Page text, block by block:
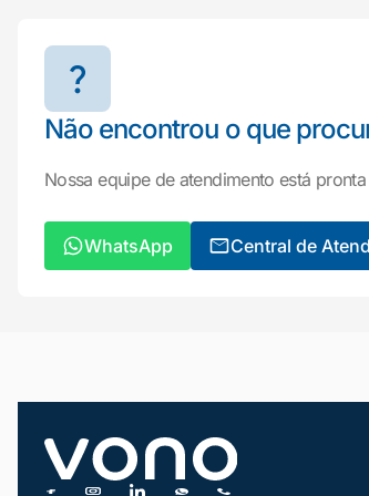
Não encontrou o que
Nossa equipe de atendimento está
WhatsApp Central de